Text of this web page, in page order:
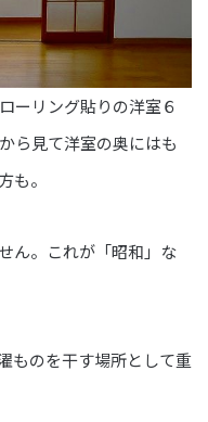
ーリング貼りの洋室６
ら見て洋室の奥にはも
も。
ん。これが「昭和」な
ものを干す場所として重